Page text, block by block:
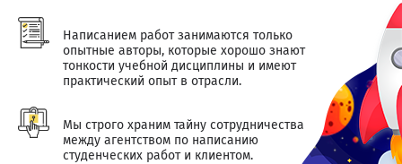
Написанием работ занимаются только
опытные авторы, которые хорошо знают
тонкости учебной дисциплины и имеют
практический опыт в отрасли.
Мы строго храним тайну сотрудничества
между агентством по написанию
студенческих работ и клиентом.